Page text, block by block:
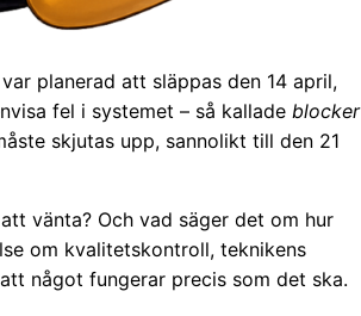
planerad att släppas den 14 april,
fel i systemet – så kallade blocker
skjutas upp, sannolikt till den 21
vänta? Och vad säger det om hur
om kvalitetskontroll, teknikens
något fungerar precis som det ska.